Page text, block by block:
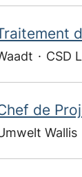
· CSD
de
Wallis